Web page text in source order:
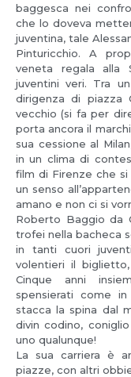
baggesca nei
che lo doveva
juventina, tale
Pinturicchio. A
veneta regala alla
juventini veri. Tra
dirigenza di piazza
vecchio (si fa per
porta ancora il
sua cessione al
in un clima di
film di Firenze che
un senso
amano e non ci si
Roberto Baggio da
trofei nella bacheca
in tanti cuori
volentieri il
Cinque anni
spensierati come
stacca la spina dal
divin codino,
uno qualunque!
La sua carriera è
piazze, con altri